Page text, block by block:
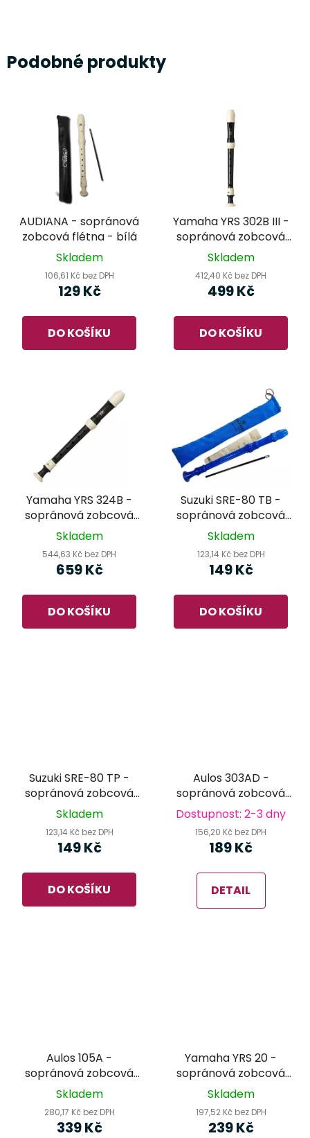
Podobné produkty
AUDIANA - sopránová
zobcová flétna - bílá
Skladem
106,61 Kč bez DPH
129 Kč
DO KOŠÍKU
Yamaha YRS 302B III -
sopránová zobcová
flétna
Skladem
412,40 Kč bez DPH
499 Kč
DO KOŠÍKU
Yamaha YRS 324B -
sopránová zobcová
flétna
Skladem
544,63 Kč bez DPH
659 Kč
DO KOŠÍKU
Suzuki SRE-80 TB -
sopránová zobcová
flétna modrá
Skladem
123,14 Kč bez DPH
149 Kč
DO KOŠÍKU
Suzuki SRE-80 TP -
sopránová zobcová
flétna růžová
Skladem
123,14 Kč bez DPH
149 Kč
DO KOŠÍKU
Aulos 303AD -
sopránová zobcová
flétna
Dostupnost: 2-3 dny
156,20 Kč bez DPH
189 Kč
DETAIL
Aulos 105A -
sopránová zobcová
flétna
Skladem
280,17 Kč bez DPH
339 Kč
Yamaha YRS 20 -
sopránová zobcová
flétna
Skladem
197,52 Kč bez DPH
239 Kč